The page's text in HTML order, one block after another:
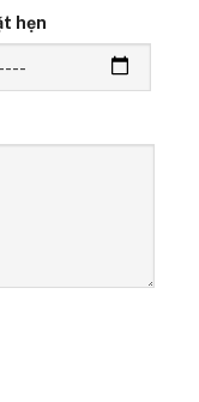
hẹn